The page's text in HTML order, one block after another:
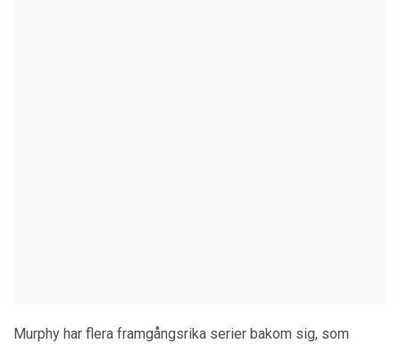
Murphy har flera framgångsrika serier bakom sig, som